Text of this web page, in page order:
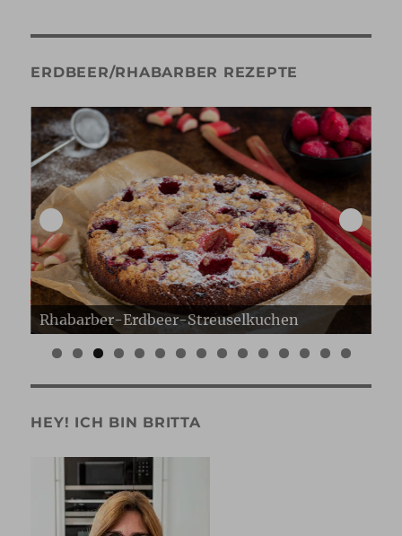
ERDBEER/RHABARBER REZEPTE
Erdbeer Gugelhupf
0 1 2 3 4 5
HEY! ICH BIN BRITTA